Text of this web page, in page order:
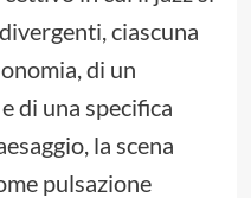
ciascuna
di un
di una specifica
la scena
pulsazione